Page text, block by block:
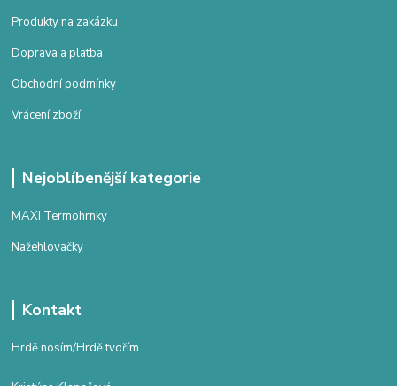
Produkty na zakázku
Doprava a platba
Obchodní podmínky
Vrácení zboží
Nejoblíbenější kategorie
MAXI Termohrnky
Nažehlovačky
Kontakt
Hrdě nosím/Hrdě tvořím